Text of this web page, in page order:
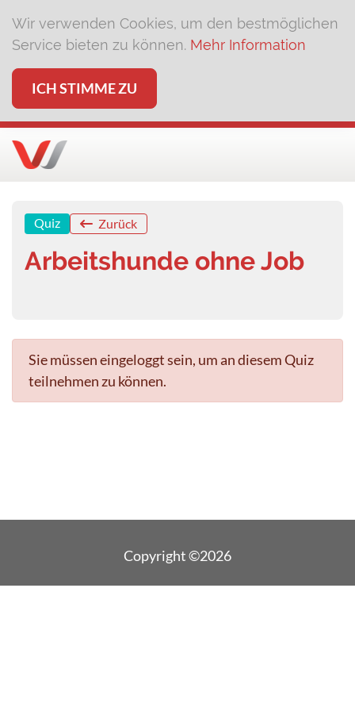
Wir verwenden Cookies, um den bestmöglichen
Service bieten zu können. Mehr Information
ICH STIMME ZU
Quiz Zurück
Arbeitshunde ohne Job
Sie müssen eingeloggt sein, um an diesem Quiz
teilnehmen zu können.
Copyright ©2026